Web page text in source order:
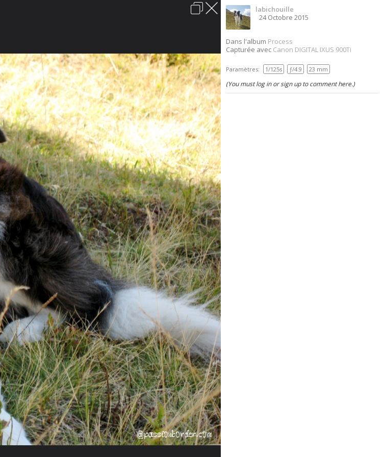
Charte du forum Politique de confidentialité
Likez-nous Sauvons-les.
Vous êtes à la recherche d'un chien? Les chenils
sont remplis de gentils loups qui sont dans
l'attente d'un foyer chaleureux. Offrez-leur cette
chance, ils vous en seront tellement
reconnaissants.
Lire les annonces
labichouille
24 Octobre 2015
Dans l'album Process
Capturée avec Canon DIGITAL IXUS 900Ti
Paramètres: 1/125s ƒ/4.9 23 mm
(You must log in or sign up to comment here.)